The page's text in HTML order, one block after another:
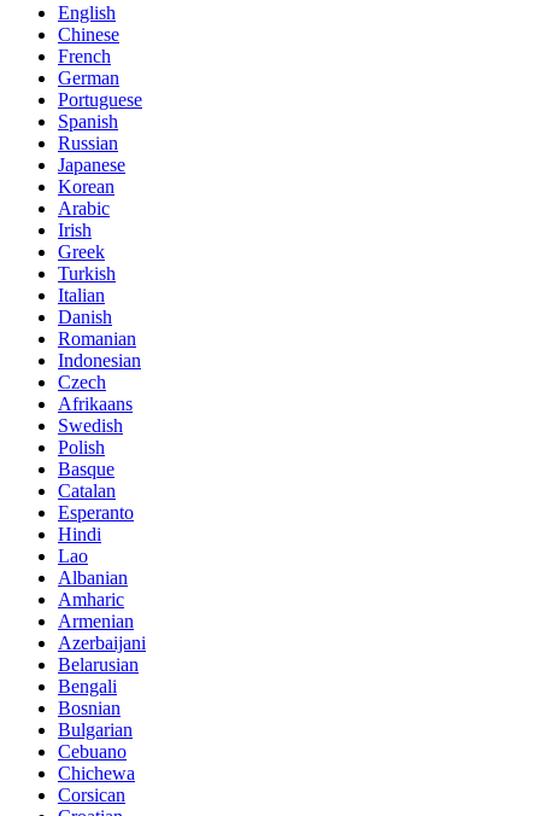
English
Chinese
French
German
Portuguese
Spanish
Russian
Japanese
Korean
Arabic
Irish
Greek
Turkish
Italian
Danish
Romanian
Indonesian
Czech
Afrikaans
Swedish
Polish
Basque
Catalan
Esperanto
Hindi
Lao
Albanian
Amharic
Armenian
Azerbaijani
Belarusian
Bengali
Bosnian
Bulgarian
Cebuano
Chichewa
Corsican